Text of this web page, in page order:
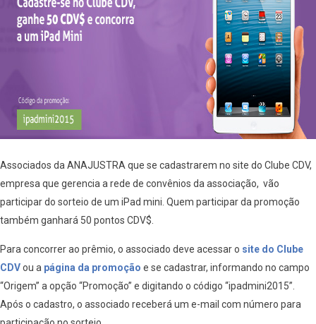
Associados da ANAJUSTRA que se cadastrarem no site do Clube CDV,
empresa que gerencia a rede de convênios da associação, vão
participar do sorteio de um iPad mini. Quem participar da promoção
também ganhará 50 pontos CDV$.
Para concorrer ao prêmio, o associado deve acessar o site do Clube
CDVou a página da promoção e se cadastrar, informando no campo
“Origem” a opção “Promoção” e digitando o código “ipadmini2015”.
Após o cadastro, o associado receberá um e-mail com número para